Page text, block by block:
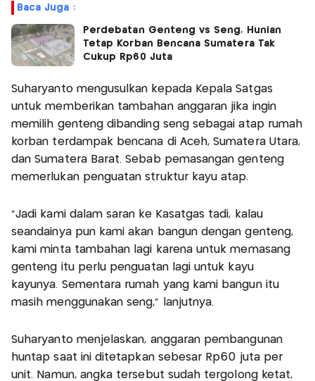
Baca Juga :
Perdebatan Genteng vs Seng, Hunian
Tetap Korban Bencana Sumatera Tak
Cukup Rp60 Juta
Suharyanto mengusulkan kepada Kepala Satgas
untuk memberikan tambahan anggaran jika ingin
memilih genteng dibanding seng sebagai atap rumah
korban terdampak bencana di Aceh, Sumatera Utara,
dan Sumatera Barat. Sebab pemasangan genteng
memerlukan penguatan struktur kayu atap.
"Jadi kami dalam saran ke Kasatgas tadi, kalau
seandainya pun kami akan bangun dengan genteng,
kami minta tambahan lagi karena untuk memasang
genteng itu perlu penguatan lagi untuk kayu
kayunya. Sementara rumah yang kami bangun itu
masih menggunakan seng," lanjutnya.
Suharyanto menjelaskan, anggaran pembangunan
huntap saat ini ditetapkan sebesar Rp60 juta per
unit. Namun, angka tersebut sudah tergolong ketat,